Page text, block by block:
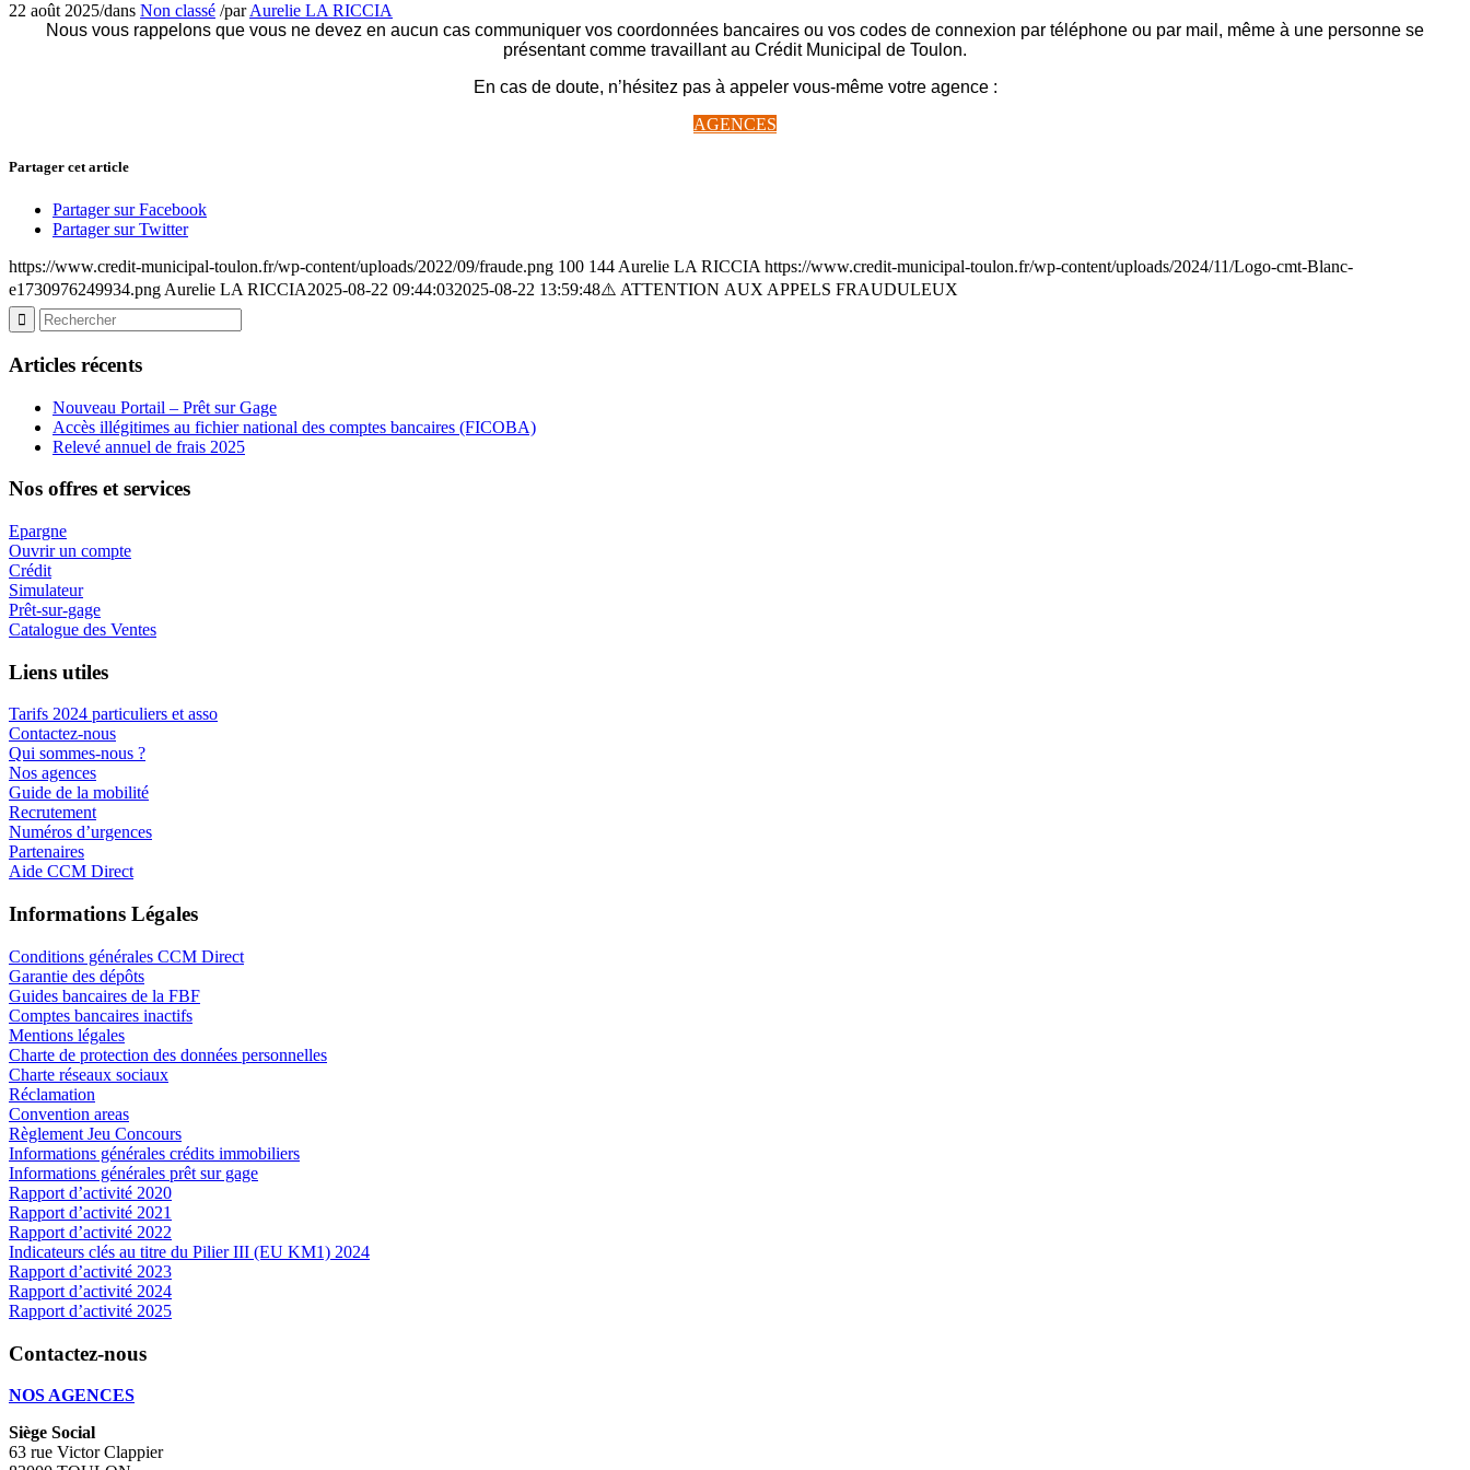
22 août 2025/dans Non classé /parAurelie LA RICCIA
Nous vous rappelons que vous ne devez en aucun cas communiquer vos coordonnées bancaires ou vos codes de connexion par téléphone ou par mail, même à une personne se
présentant comme travaillant au Crédit Municipal de Toulon.
En cas de doute, n’hésitez pas à appeler vous-même votre agence :
AGENCES
Partager cet article
Partager sur Facebook
Partager sur Twitter
https://www.credit-municipal-toulon.fr/wp-content/uploads/2022/09/fraude.png 100 144 Aurelie LA RICCIA https://www.credit-municipal-toulon.fr/wp-content/uploads/2024/11/Logo-cmt-Blanc-
e1730976249934.png Aurelie LA RICCIA2025-08-22 09:44:032025-08-22 13:59:48⚠️ ATTENTION AUX APPELS FRAUDULEUX
Articles récents
Nouveau Portail – Prêt sur Gage
Accès illégitimes au fichier national des comptes bancaires (FICOBA)
Relevé annuel de frais 2025
Nos offres et services
Epargne
Ouvrir un compte
Crédit
Simulateur
Prêt-sur-gage
Catalogue des Ventes
Liens utiles
Tarifs 2024 particuliers et asso
Contactez-nous
Qui sommes-nous ?
Nos agences
Guide de la mobilité
Recrutement
Numéros d’urgences
Partenaires
Aide CCM Direct
Informations Légales
Conditions générales CCM Direct
Garantie des dépôts
Guides bancaires de la FBF
Comptes bancaires inactifs
Mentions légales
Charte de protection des données personnelles
Charte réseaux sociaux
Réclamation
Convention areas
Règlement Jeu Concours
Informations générales crédits immobiliers
Informations générales prêt sur gage
Rapport d’activité 2020
Rapport d’activité 2021
Rapport d’activité 2022
Indicateurs clés au titre du Pilier III (EU KM1) 2024
Rapport d’activité 2023
Rapport d’activité 2024
Rapport d’activité 2025
Contactez-nous
NOS AGENCES
Siège Social
63 rue Victor Clappier